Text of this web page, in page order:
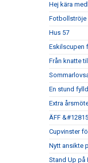
Hej kära
Fotbollströje
Hus 57
Eskilscupen
Från knatte
En stund
Extra
ÄFF
Cupvinster
Nytt ansikte
Stand Up på